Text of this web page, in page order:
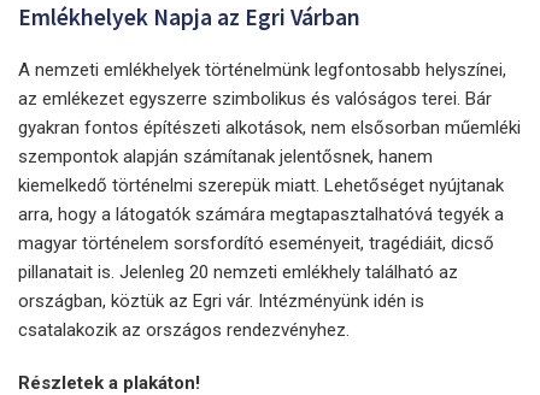
Emlékhelyek Napja az Egri Várban
A nemzeti emlékhelyek történelmünk legfontosabb helyszínei,
az emlékezet egyszerre szimbolikus és valóságos terei. Bár
gyakran fontos építészeti alkotások, nem elsősorban műemléki
szempontok alapján számítanak jelentősnek, hanem
kiemelkedő történelmi szerepük miatt. Lehetőséget nyújtanak
arra, hogy a látogatók számára megtapasztalhatóvá tegyék a
magyar történelem sorsfordító eseményeit, tragédiáit, dicső
pillanatait is. Jelenleg 20 nemzeti emlékhely található az
országban, köztük az Egri vár. Intézményünk idén is
csatalakozik az országos rendezvényhez.
Részletek a plakáton!